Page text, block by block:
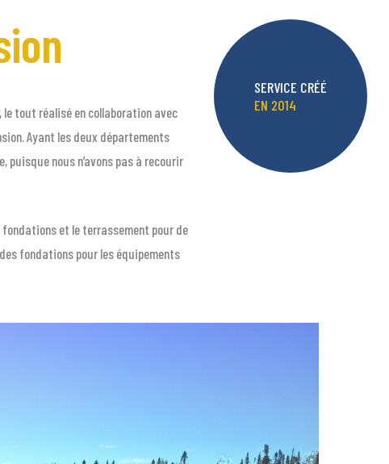
tout réalisé en collaboration avec
Ayant les deux départements
puisque nous n’avons pas à recourir
et le terrassement pour de
fondations pour les équipements
SERVICE CRÉÉ
EN 2014